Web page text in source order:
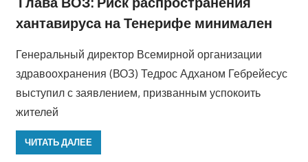
хантавируса на Тенерифе минимален
Генеральный директор Всемирной организации
здравоохранения (ВОЗ) Тедрос Адханом Гебрейесус
выступил с заявлением, призванным успокоить
жителей
ЧИТАТЬ ДАЛЕЕ